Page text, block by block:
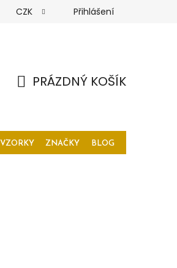
CZK Přihlášení
PRÁZDNÝ KOŠÍK
VZORKY ZNAČKY BLOG